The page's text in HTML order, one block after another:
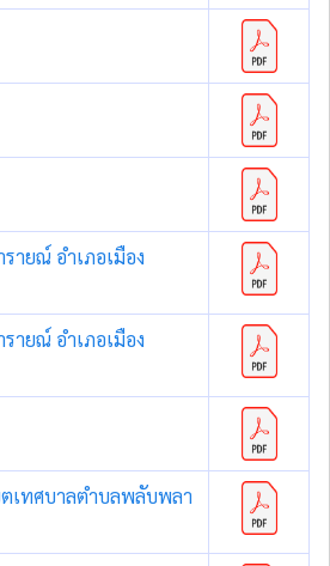
ายณ์ อำเภอเมือง
ายณ์ อำเภอเมือง
ตเทศบาลตำบลพลับพลา